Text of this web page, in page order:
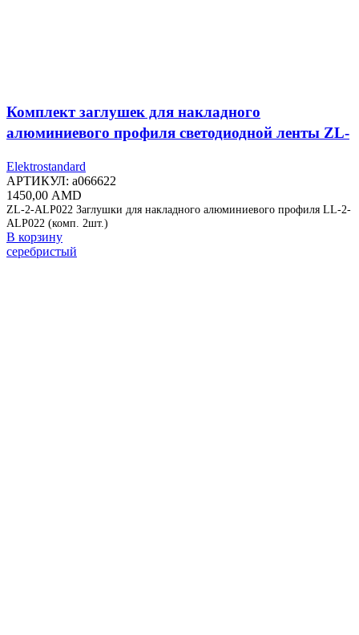
Комплект заглушек для накладного
алюминиевого профиля светодиодной ленты ZL-
Elektrostandard
АРТИКУЛ: a066622
1450,00 AMD
ZL-2-ALP022 Заглушки для накладного алюминиевого профиля LL-2-
ALP022 (комп. 2шт.)
В корзину
серебристый